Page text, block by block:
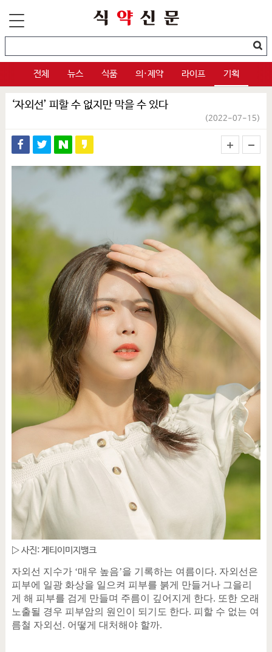
전체 뉴스 식품 의·제약 라이프 기획
‘자외선’ 피할 수 없지만 막을 수 있다
(2022-07-15)
▷ 사진: 게티이미지뱅크
자외선 지수가 ‘매우 높음’을 기록하는 여름이다. 자외선은
피부에 일광 화상을 일으켜 피부를 붉게 만들거나 그을리
게 해 피부를 검게 만들며 주름이 깊어지게 한다. 또한 오래
노출될 경우 피부암의 원인이 되기도 한다. 피할 수 없는 여
름철 자외선 . 어떻게 대처해야 할까.